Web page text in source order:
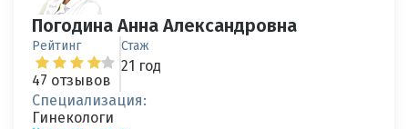
Погодина Анна Александровна
Рейтинг
47 отзывов
Стаж
21 год
Специализация:
Гинекологи